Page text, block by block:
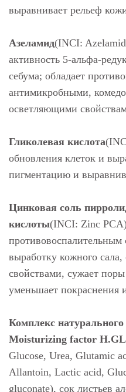
выравнивает рельеф
Азеламид(INCI:
активность 5-альфа-
себума; обладает
антимикробными,
осветляющими
Гликолевая кислота
обновления клеток и
пигментацию и
Цинковая соль
кислоты(INCI: Zinc
противовоспалительным
выработку кожного
свойствами, сужает
уменьшает покраснения
Комплекс
Moisturizing factor
Glucose, Urea, Glutamic
Allantoin, Lactic acid,
gluconate), сок листьев